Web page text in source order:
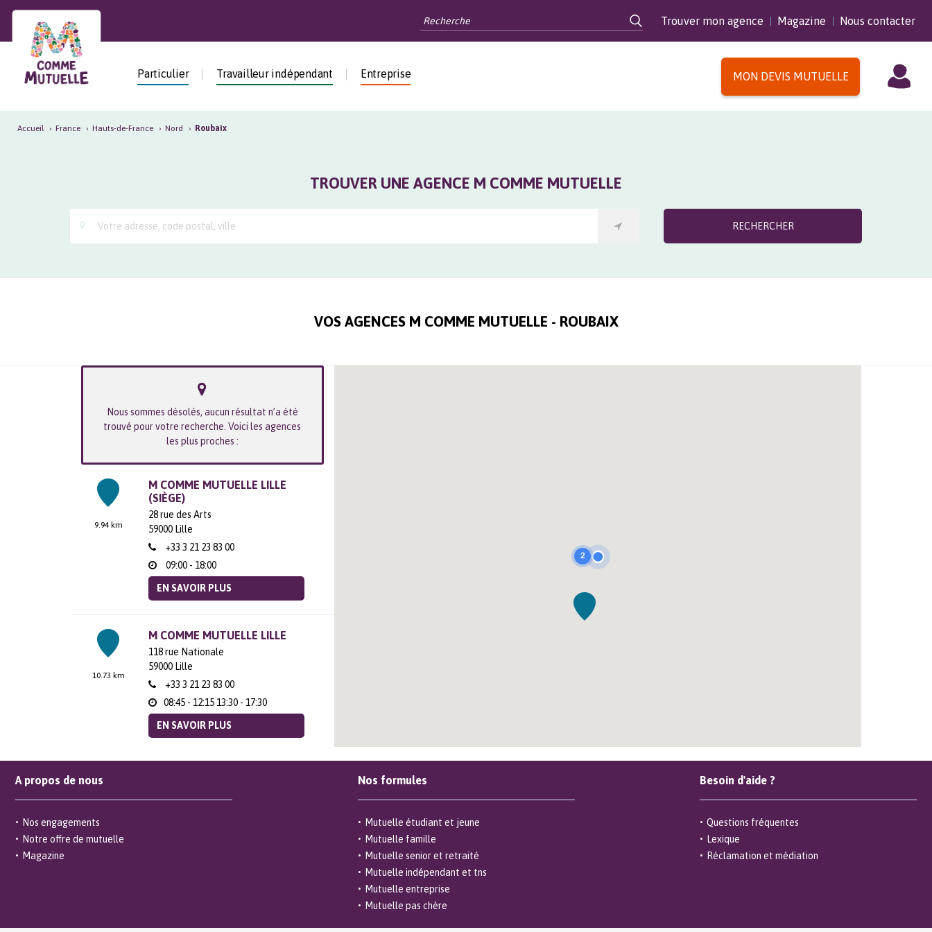
indépendant
Trouver mon agence Magazine Nous contacter
Particulier Travailleur indépendant Entreprise MON DEVIS MUTUELLE
Accueil › France › Hauts-de-France › Nord › Roubaix
TROUVER UNE AGENCE M COMME MUTUELLE
RECHERCHER
VOS AGENCES M COMME MUTUELLE - ROUBAIX
Nous sommes désolés, aucun résultat n’a été
trouvé pour votre recherche. Voici les agences
les plus proches :
9.94 km
M COMME MUTUELLE LILLE
(SIÈGE)
28 rue des Arts
59000 Lille
+33 3 21 23 83 00
09:00 - 18:00
EN SAVOIR PLUS
10.73 km
M COMME MUTUELLE LILLE
118 rue Nationale
59000 Lille
+33 3 21 23 83 00
08:45 - 12:15 13:30 - 17:30
EN SAVOIR PLUS
59500Douai
2
A propos de nous
Nos engagements
Notre offre de mutuelle
Magazine
Nos formules
Mutuelle étudiant et jeune
Mutuelle famille
Mutuelle senior et retraité
Mutuelle indépendant et tns
Mutuelle entreprise
Mutuelle pas chère
Besoin d'aide ?
Questions fréquentes
Lexique
Réclamation et médiation